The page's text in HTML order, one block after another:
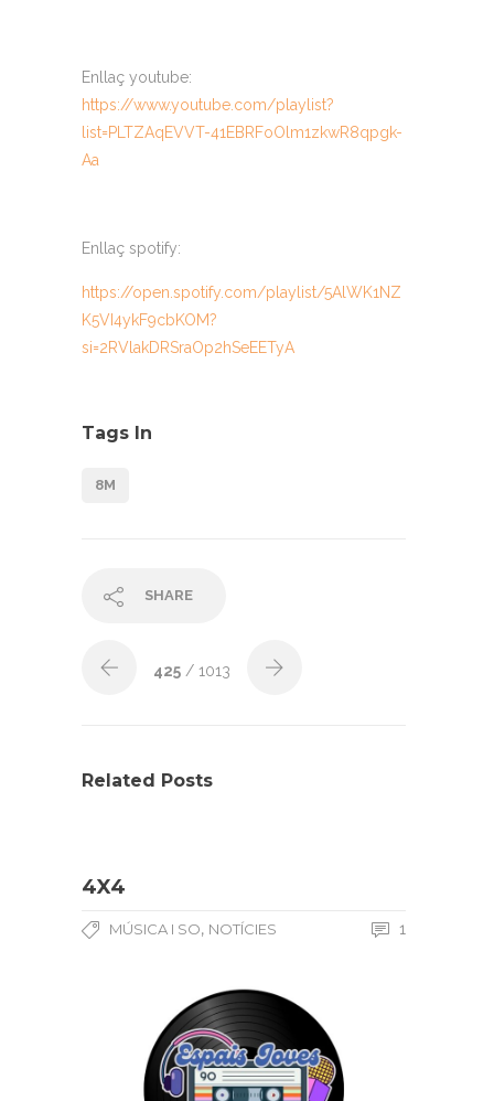
Enllaç youtube:
https://www.youtube.com/playlist?
list=PLTZAqEVVT-41EBRFoOlm1zkwR8qpgk-
Aa
Enllaç spotify:
https://open.spotify.com/playlist/5AlWK1NZ
K5VI4ykF9cbKOM?
si=2RVlakDRSraOp2hSeEETyA
Tags In
8M
SHARE
425 / 1013
Related Posts
4X4
MÚSICA I SO, NOTÍCIES 1